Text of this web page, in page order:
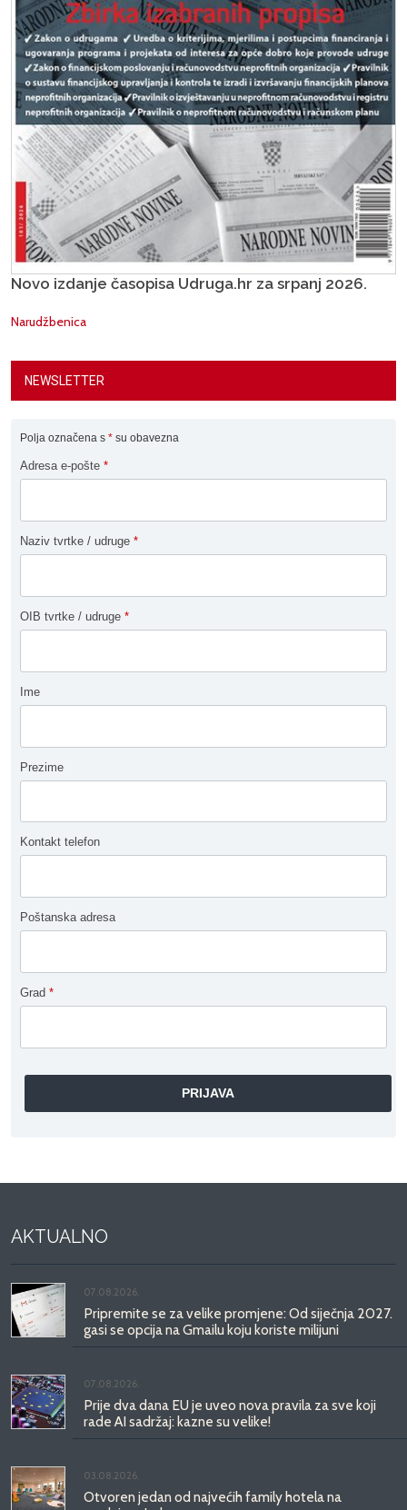
Novo izdanje časopisa Udruga.hr za srpanj 2026.
Narudžbenica
NEWSLETTER
Polja označena s * su obavezna
Adresa e-pošte *
Naziv tvrtke / udruge *
OIB tvrtke / udruge *
Ime
Prezime
Kontakt telefon
Poštanska adresa
Grad *
AKTUALNO
07.08.2026.
Pripremite se za velike promjene: Od siječnja 2027.
gasi se opcija na Gmailu koju koriste milijuni
07.08.2026.
Prije dva dana EU je uveo nova pravila za sve koji
rade AI sadržaj: kazne su velike!
03.08.2026.
Otvoren jedan od najvećih family hotela na